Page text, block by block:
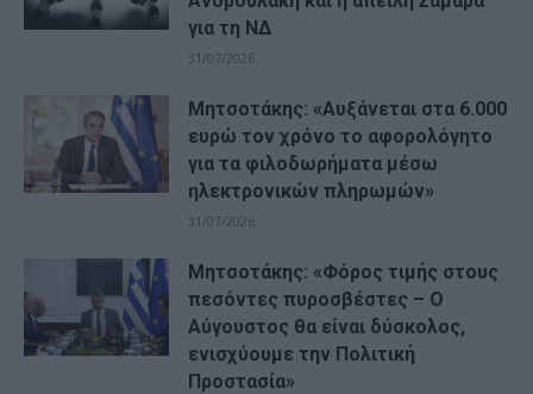
για τη ΝΔ
31/07/2026
Μητσοτάκης: «Αυξάνεται στα 6.000
ευρώ τον χρόνο το αφορολόγητο
για τα φιλοδωρήματα μέσω
ηλεκτρονικών πληρωμών»
31/07/2026
Μητσοτάκης: «Φόρος τιμής στους
πεσόντες πυροσβέστες – Ο
Αύγουστος θα είναι δύσκολος,
ενισχύουμε την Πολιτική
Προστασία»